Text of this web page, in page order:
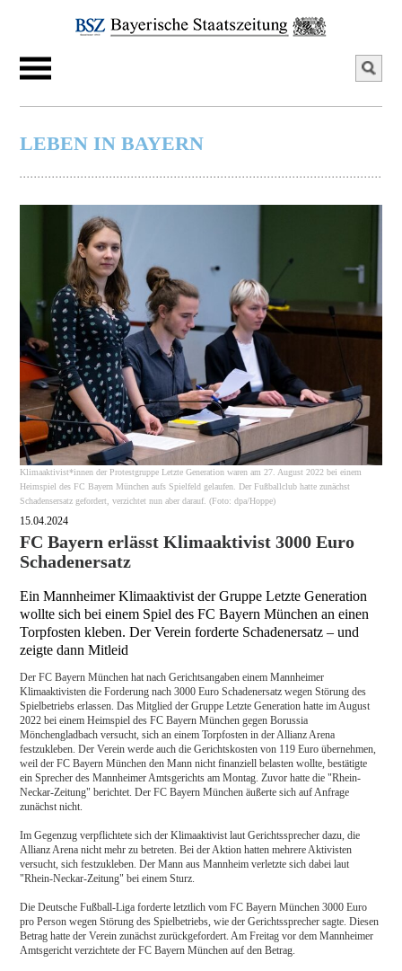
LEBEN IN BAYERN
Klimaaktivist*innen der Protestgruppe Letzte Generation waren am 27. August 2022 bei einem
Heimspiel des FC Bayern München aufs Spielfeld gelaufen. Der Fußballclub hatte zunächst
Schadensersatz gefordert, verzichtet nun aber darauf. (Foto: dpa/Hoppe)
15.04.2024
FC Bayern erlässt Klimaaktivist 3000 Euro
Schadenersatz
Ein Mannheimer Klimaaktivist der Gruppe Letzte Generation
wollte sich bei einem Spiel des FC Bayern München an einen
Torpfosten kleben. Der Verein forderte Schadenersatz – und
zeigte dann Mitleid
Der FC Bayern München hat nach Gerichtsangaben einem Mannheimer
Klimaaktivisten die Forderung nach 3000 Euro Schadenersatz wegen Störung des
Spielbetriebs erlassen. Das Mitglied der Gruppe Letzte Generation hatte im August
2022 bei einem Heimspiel des FC Bayern München gegen Borussia
Mönchengladbach versucht, sich an einem Torpfosten in der Allianz Arena
festzukleben. Der Verein werde auch die Gerichtskosten von 119 Euro übernehmen,
weil der FC Bayern München den Mann nicht finanziell belasten wollte, bestätigte
ein Sprecher des Mannheimer Amtsgerichts am Montag. Zuvor hatte die "Rhein-
Neckar-Zeitung" berichtet. Der FC Bayern München äußerte sich auf Anfrage
zunächst nicht.
Im Gegenzug verpflichtete sich der Klimaaktivist laut Gerichtssprecher dazu, die
Allianz Arena nicht mehr zu betreten. Bei der Aktion hatten mehrere Aktivisten
versucht, sich festzukleben. Der Mann aus Mannheim verletzte sich dabei laut
"Rhein-Neckar-Zeitung" bei einem Sturz.
Die Deutsche Fußball-Liga forderte letztlich vom FC Bayern München 3000 Euro
pro Person wegen Störung des Spielbetriebs, wie der Gerichtssprecher sagte. Diesen
Betrag hatte der Verein zunächst zurückgefordert. Am Freitag vor dem Mannheimer
Amtsgericht verzichtete der FC Bayern München auf den Betrag.